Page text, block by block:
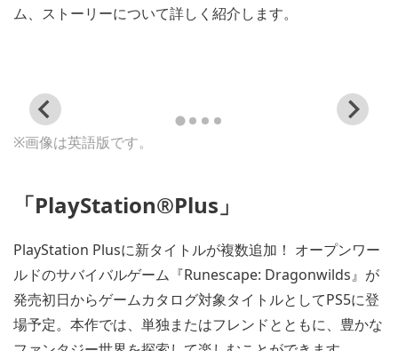
ム、ストーリーについて詳しく紹介します。
View
and
download
※画像は英語版です。
「PlayStation®Plus」
PlayStation Plusに新タイトルが複数追加！ オープンワー
ルドのサバイバルゲーム『Runescape: Dragonwilds』が
発売初日からゲームカタログ対象タイトルとしてPS5に登
場予定。本作では、単独またはフレンドとともに、豊かな